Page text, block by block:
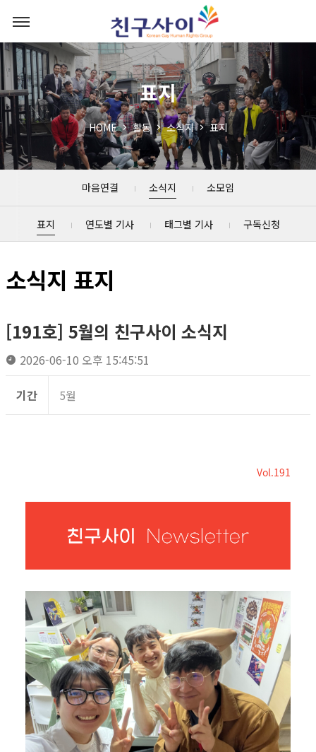
표지
HOME 활동 소식지 표지
마음연결 소식지 소모임
표지 연도별 기사 태그별 기사 구독신청
소식지 표지
[191호] 5월의 친구사이 소식지
2026-06-10 오후 15:45:51
기간 5월
Vol.191